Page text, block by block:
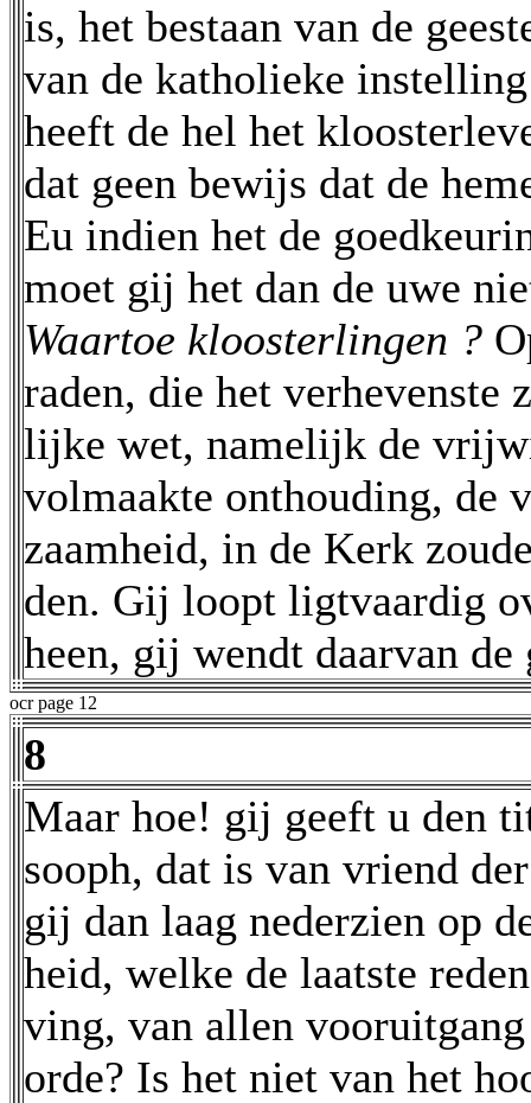
is, het bestaan van de
van de katholieke
heeft de hel het
dat geen bewijs dat de
Eu indien het de
moet gij het dan de uwe
Waartoe kloosterlingen ?
raden, die het verhevenste
lijke wet, namelijk de
volmaakte onthouding, de
zaamheid, in de Kerk
den. Gij loopt ligtvaardig
heen, gij wendt daarvan de
ocr page 12
8
Maar hoe! gij geeft u den
sooph, dat is van vriend
gij dan laag nederzien op
heid, welke de laatste
ving, van allen
orde? Is het niet van het